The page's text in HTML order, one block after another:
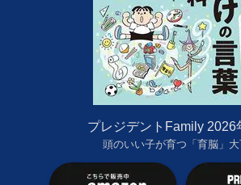
プレジデントFamily 2026
頭のいい子が育つ「育脳」